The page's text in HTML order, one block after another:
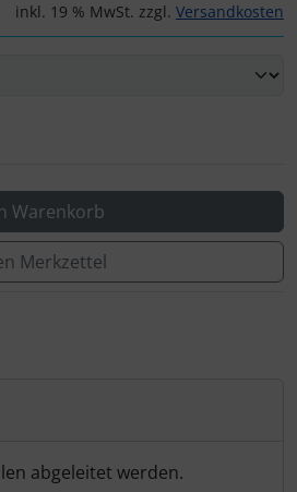
inkl. 19 % MwSt. zzgl. Versandkosten
Warenkorb
Merkzettel
abgeleitet werden.